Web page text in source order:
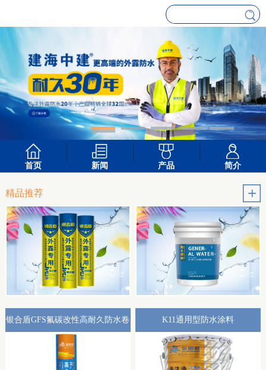
首页 新闻 产品 简介
精品推荐
银合盾GFS氟碳改性高耐久防水卷
材外露专用(热熔型)
K11通用型防水涂料